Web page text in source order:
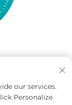
our services.
Personalize